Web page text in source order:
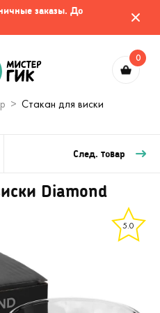
заказы. До
0
Стакан для виски
След. товар
Diamond
5.0